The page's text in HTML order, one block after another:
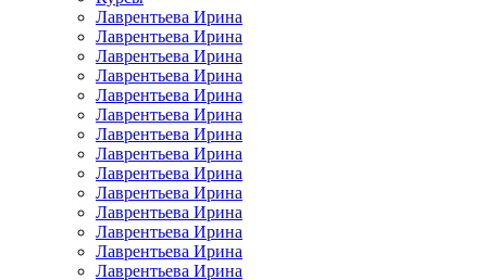
Лаврентьева Ирина
Лаврентьева Ирина
Лаврентьева Ирина
Лаврентьева Ирина
Лаврентьева Ирина
Лаврентьева Ирина
Лаврентьева Ирина
Лаврентьева Ирина
Лаврентьева Ирина
Лаврентьева Ирина
Лаврентьева Ирина
Лаврентьева Ирина
Лаврентьева Ирина
Лаврентьева Ирина